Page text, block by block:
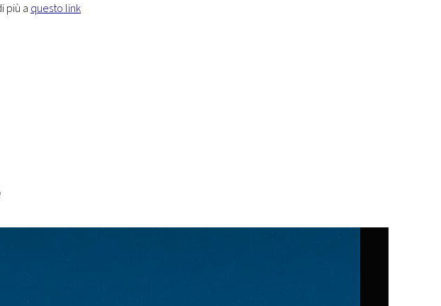
più a questo link